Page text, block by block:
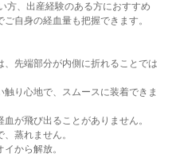
方、出産経験のある方におすすめ
自身の経血量も把握できます。
先端部分が内側に折れることでは
り心地で、スムースに装着できま
が飛び出ることがありません。
蒸れません。
から解放。